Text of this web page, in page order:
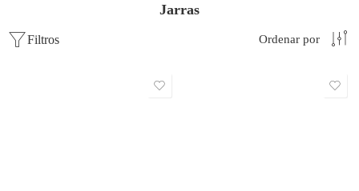
Jarras
Filtros Ordenar por